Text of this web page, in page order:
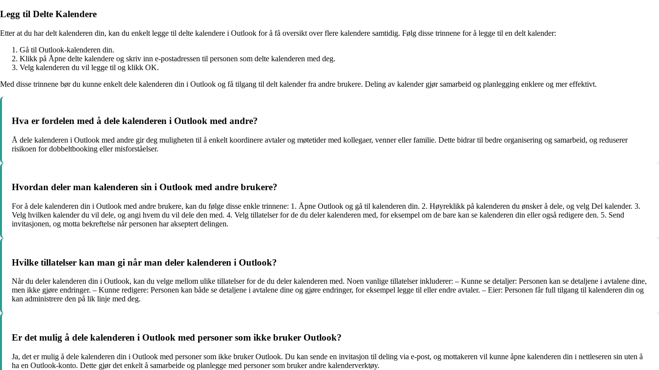
Legg til Delte Kalendere
Etter at du har delt kalenderen din, kan du enkelt legge til delte kalendere i Outlook for å få oversikt over flere kalendere samtidig. Følg disse trinnene for å legge til en delt kalender:
Gå til Outlook-kalenderen din.
Klikk på Åpne delte kalendere og skriv inn e-postadressen til personen som delte kalenderen med deg.
Velg kalenderen du vil legge til og klikk OK.
Med disse trinnene bør du kunne enkelt dele kalenderen din i Outlook og få tilgang til delt kalender fra andre brukere. Deling av kalender gjør samarbeid og planlegging enklere og mer effektivt.
Hva er fordelen med å dele kalenderen i Outlook med andre?
Å dele kalenderen i Outlook med andre gir deg muligheten til å enkelt koordinere avtaler og møtetider med kollegaer, venner eller familie. Dette bidrar til bedre organisering og samarbeid, og reduserer
risikoen for dobbeltbooking eller misforståelser.
Hvordan deler man kalenderen sin i Outlook med andre brukere?
For å dele kalenderen din i Outlook med andre brukere, kan du følge disse enkle trinnene: 1. Åpne Outlook og gå til kalenderen din. 2. Høyreklikk på kalenderen du ønsker å dele, og velg Del kalender. 3.
Velg hvilken kalender du vil dele, og angi hvem du vil dele den med. 4. Velg tillatelser for de du deler kalenderen med, for eksempel om de bare kan se kalenderen din eller også redigere den. 5. Send
invitasjonen, og motta bekreftelse når personen har akseptert delingen.
Hvilke tillatelser kan man gi når man deler kalenderen i Outlook?
Når du deler kalenderen din i Outlook, kan du velge mellom ulike tillatelser for de du deler kalenderen med. Noen vanlige tillatelser inkluderer: – Kunne se detaljer: Personen kan se detaljene i avtalene dine,
men ikke gjøre endringer. – Kunne redigere: Personen kan både se detaljene i avtalene dine og gjøre endringer, for eksempel legge til eller endre avtaler. – Eier: Personen får full tilgang til kalenderen din og
kan administrere den på lik linje med deg.
Er det mulig å dele kalenderen i Outlook med personer som ikke bruker Outlook?
Ja, det er mulig å dele kalenderen din i Outlook med personer som ikke bruker Outlook. Du kan sende en invitasjon til deling via e-post, og mottakeren vil kunne åpne kalenderen din i nettleseren sin uten å
ha en Outlook-konto. Dette gjør det enkelt å samarbeide og planlegge med personer som bruker andre kalenderverktøy.